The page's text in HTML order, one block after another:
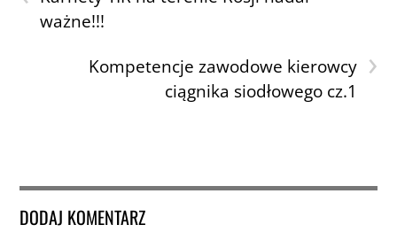
ważne!!!
›
Kompetencje zawodowe kierowcy
ciągnika siodłowego cz.1
DODAJ KOMENTARZ